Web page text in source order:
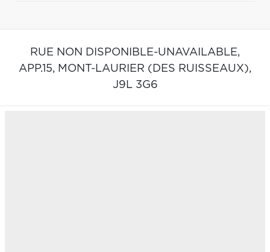
RUE NON DISPONIBLE-UNAVAILABLE,
APP.15, MONT-LAURIER (DES RUISSEAUX),
J9L 3G6